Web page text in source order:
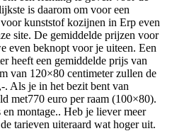
is daarom om voor een
kunststof kozijnen in Erp even
site. De gemiddelde prijzen voor
even beknopt voor je uiteen. Een
heeft een gemiddelde prijs van
van 120×80 centimeter zullen de
Als je in het bezit bent van
met770 euro per raam (100×80).
montage.. Heb je liever meer
tarieven uiteraard wat hoger uit.